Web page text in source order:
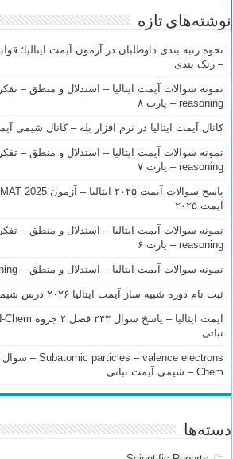
نوشته‌های تازه
– رنک بندی
reasoning – پارت ۸
کانال آیمت ایتالیا در نرم افزار بله – کانال شیمی
reasoning – پارت ۷
آیمت ۲۰۲۵
reasoning – پارت ۶
نمونه سوالات آیمت ایتالیا – استدلال و منطق – Logical reasoning – پارت ۵
ثبت نام دوره شبیه ساز آیمت ایتالیا ۲۰۲۶ درس شیمی IMAT استاد نباتی
نباتی
Chem – شیمی آیمت نباتی
دسته‌ها